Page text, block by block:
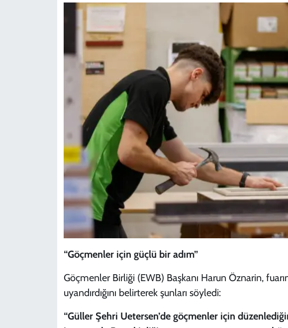
“Göçmenler için güçlü bir adım”
Göçmenler Birliği (EWB) Başkanı Harun Öznarin,
uyandırdığını belirterek şunları söyledi:
“Güller Şehri Uetersen’de göçmenler için